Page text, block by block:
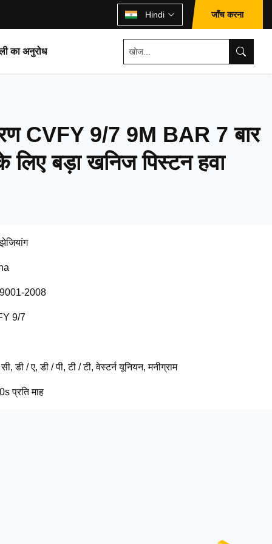
Hindi जाँच करना
का अनुरोध
CVFY 9/7 9M BAR 7 बार
बड़ा खनिज पिस्टन हवा
2008
9/7
डी / ए, डी / पी, टी / टी, वेस्टर्न यूनियन, मनीग्राम
प्रति माह